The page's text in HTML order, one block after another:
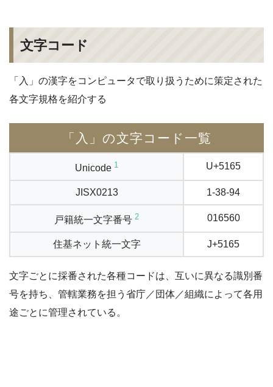
文字コード
「入」の漢字をコンピュータで取り扱うために策定された
各文字規格を紹介する
「入」の文字コード一覧
Unicode 1 U+5165
JISX0213 1-38-94
戸籍統一文字番号 2 016560
住基ネット統一文字 J+5165
文字ごとに採番された各種コードは、互いに異なる識別番
号を持ち、管轄業務を担う省庁／団体／組織によって各用
途ごとに管理されている。